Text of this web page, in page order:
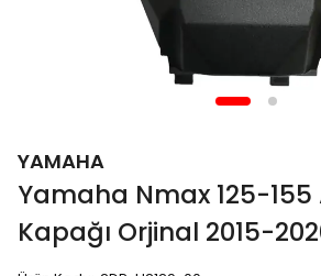
YAMAHA
Yamaha Nmax 125-155
Kapağı Orjinal 2015-